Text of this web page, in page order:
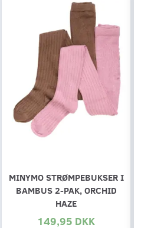
MINYMO STRØMPEBUKSER I
BAMBUS 2-PAK, ORCHID
HAZE
149,95 DKK